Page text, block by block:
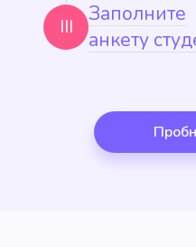
III
Заполните
анкету